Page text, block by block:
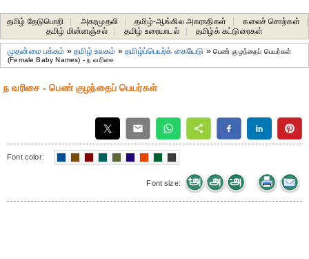
தமிழ் தேடுபொறி அகரமுதலி தமிழ்-ஆங்கில அகராதிகள் கலைச் சொற்கள்
தமிழ் மின்னஞ்சல்
தமிழ் உரையாடல் தமிழ்க் கட்டுரைகள்
முதன்மை பக்கம் »தமிழ் உலகம் »தமிழ்ப்பெயர்க் கையேடு » பெண் குழந்தைப் பெயர்கள்
(Female Baby Names) - ந வரிசை
ந வரிசை - பெண் குழந்தைப் பெயர்கள்
Font color:
Font size: